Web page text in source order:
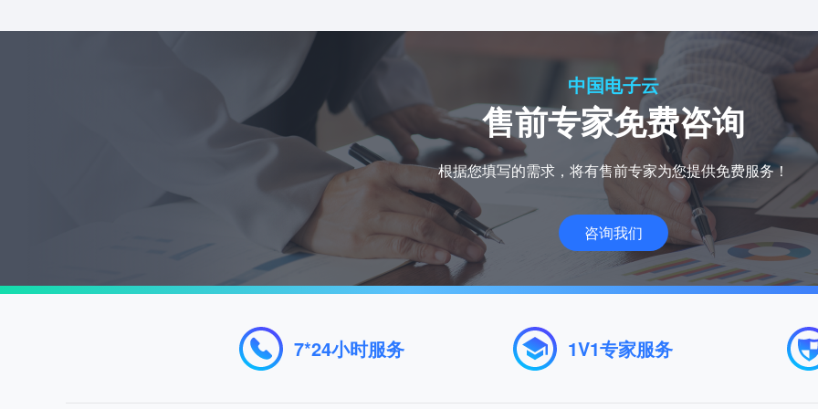
中国电子云
售前专家免费咨询
根据您填写的需求，将有售前专家为您提供免费服务！
咨询我们
7*24小时服务 1V1专家服务